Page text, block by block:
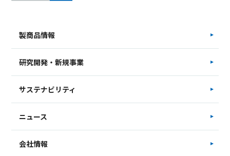
製商品情報
研究開発・新規事業
サステナビリティ
ニュース
会社情報